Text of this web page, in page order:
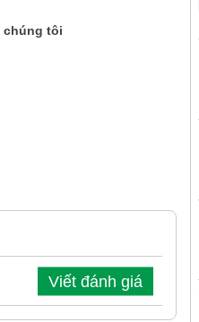
chúng tôi
Viết đánh giá